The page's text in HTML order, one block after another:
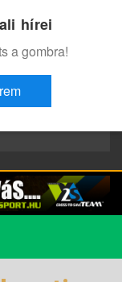
hírei
a gombra!